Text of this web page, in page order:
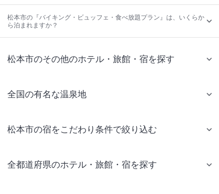
松本市の『バイキング・ビュッフェ・食べ放題プラン』は、いくらか
ら泊まれますか？
松本市のその他のホテル・旅館・宿を探す
全国の有名な温泉地
松本市の宿をこだわり条件で絞り込む
全都道府県のホテル・旅館・宿を探す